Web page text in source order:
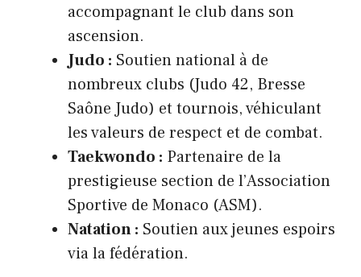
accompagnant le club dans son
ascension.
Judo : Soutien national à de
nombreux clubs (Judo 42, Bresse
Saône Judo) et tournois, véhiculant
les valeurs de respect et de combat.
Taekwondo : Partenaire de la
prestigieuse section de l’Association
Sportive de Monaco (ASM).
Natation : Soutien aux jeunes espoirs
via la fédération.